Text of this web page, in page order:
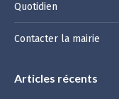
Quotidien
Contacter la mairie
Articles récents